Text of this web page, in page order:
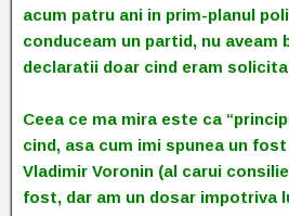
acum patru ani in prim-planul
conduceam un partid, nu aveam
declaratii doar cind eram
Ceea ce ma mira este ca
cind, asa cum imi spunea un
Vladimir Voronin (al carui
fost, dar am un dosar impotriva